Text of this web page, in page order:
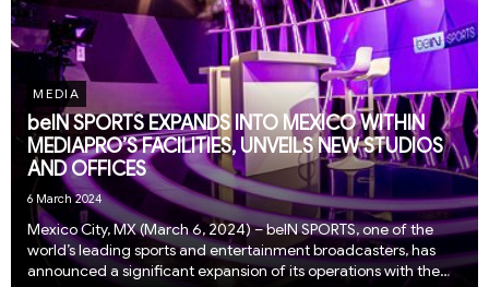
MEDIA
beIN SPORTS EXPANDS INTO MEXICO WITHIN
MEDIAPRO’S FACILITIES, UNVEILS NEW STUDIOS
AND OFFICES
6 March 2024
Mexico City, MX (March 6, 2024) – beIN SPORTS, one of the
world’s leading sports and entertainment broadcasters, has
announced a significant expansion of its operations with the